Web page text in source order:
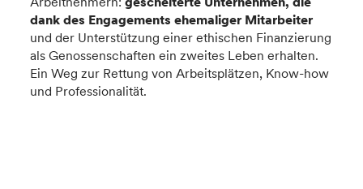
dank des Engagements ehemaliger Mitarbeiter
und der Unterstützung einer ethischen Finanzierung
als Genossenschaften ein zweites Leben erhalten.
Ein Weg zur Rettung von Arbeitsplätzen, Know-how
und Professionalität.